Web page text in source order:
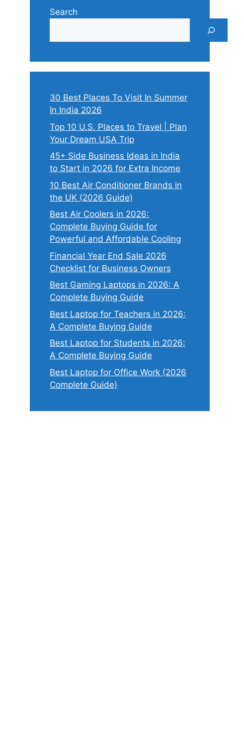
Search
30 Best Places To Visit In Summer
In India 2026
Top 10 U.S. Places to Travel | Plan
Your Dream USA Trip
45+ Side Business Ideas in India
to Start in 2026 for Extra Income
10 Best Air Conditioner Brands in
the UK (2026 Guide)
Best Air Coolers in 2026:
Complete Buying Guide for
Powerful and Affordable Cooling
Financial Year End Sale 2026
Checklist for Business Owners
Best Gaming Laptops in 2026: A
Complete Buying Guide
Best Laptop for Teachers in 2026:
A Complete Buying Guide
Best Laptop for Students in 2026:
A Complete Buying Guide
Best Laptop for Office Work (2026
Complete Guide)